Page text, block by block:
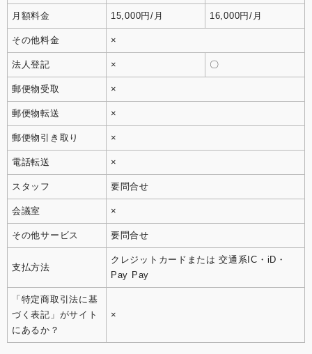
月額料金 15,000円/月 16,000円/月
その他料金 ×
法人登記 × 〇
郵便物受取 ×
郵便物転送 ×
郵便物引き取り ×
電話転送 ×
スタッフ 要問合せ
会議室 ×
その他サービス 要問合せ
支払方法
クレジットカードまたは 交通系IC・iD・
Pay Pay
「特定商取引法に基
づく表記」がサイト
にあるか？
×